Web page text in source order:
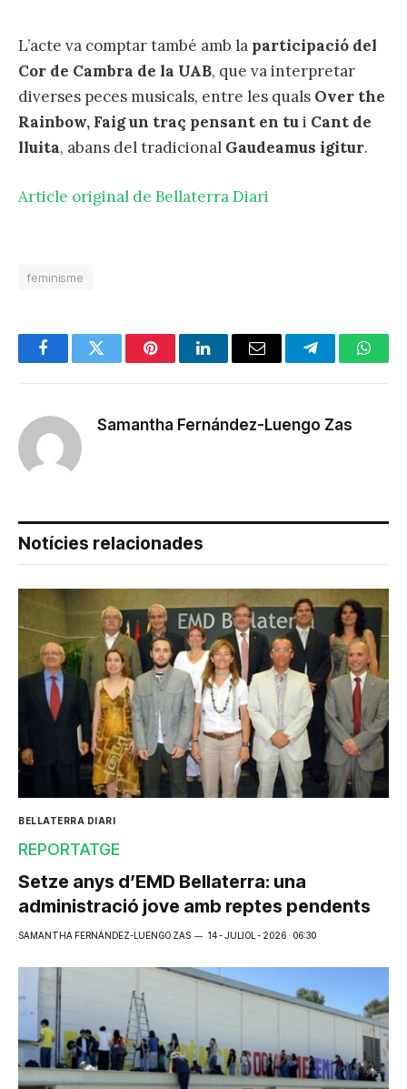
L’acte va comptar també amb la participació del
Cor de Cambra de la UAB, que va interpretar
diverses peces musicals, entre les quals Over the
Rainbow, Faig un traç pensant en tui Cant de
lluita, abans del tradicional Gaudeamus igitur.
Article original de Bellaterra Diari
feminisme
FacebookTwitter PinterestLinkedInEmail Telegram
Samantha Fernández-Luengo Zas
Notícies relacionades
BELLATERRA DIARI
REPORTATGE
Setze anys d’EMD Bellaterra: una
administració jove amb reptes pendents
SAMANTHA FERNÁNDEZ-LUENGO ZAS 14 - JULIOL - 2026 · 06:30